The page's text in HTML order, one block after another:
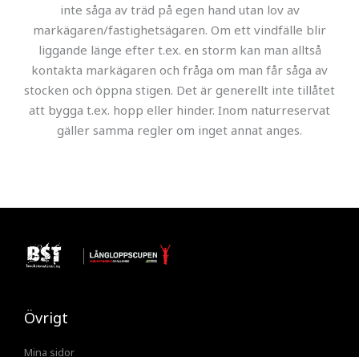
inte såga av träd på egen hand utan lov av
markägaren/fastighetsägaren. Om ett vindfälle blir
liggande länge efter t.ex. en storm kan man alltså
kontakta markägaren och fråga om man får såga av
stocken och öppna stigen. Det är generellt inte tillåtet
att bygga t.ex. hopp eller hinder. Inom naturreservat
gäller samma regler om inget annat anges.
Övrigt
Mina sidor